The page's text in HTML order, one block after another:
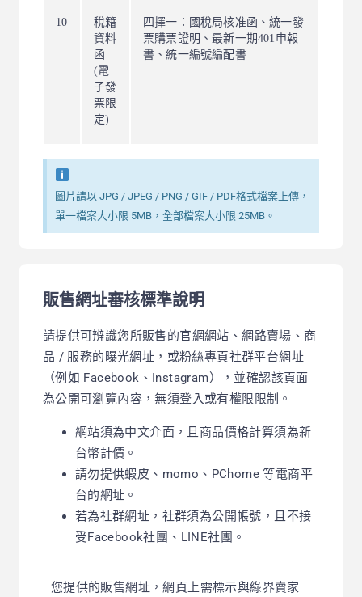
10
稅籍
資料
函
(電
子發
票限
定)
四擇一：國稅局核准函、統一發
票購票證明、最新一期401申報
書、統一編號編配書
圖片請以 JPG / JPEG / PNG / GIF / PDF格式檔案上傳，
單一檔案大小限 5MB，全部檔案大小限 25MB。
販售網址審核標準說明
請提供可辨識您所販售的官網網站、網路賣場、商
品 / 服務的曝光網址，或粉絲專頁社群平台網址
（例如 Facebook、Instagram），並確認該頁面
為公開可瀏覽內容，無須登入或有權限限制 。
網站須為中文介面，且商品價格計算須為新
台幣計價。
請勿提供蝦皮、momo、PChome 等電商平
台的網址。
若為社群網址，社群須為公開帳號，且不接
受Facebook社團、LINE社團。
您提供的販售網址，網頁上需標示與綠界賣家